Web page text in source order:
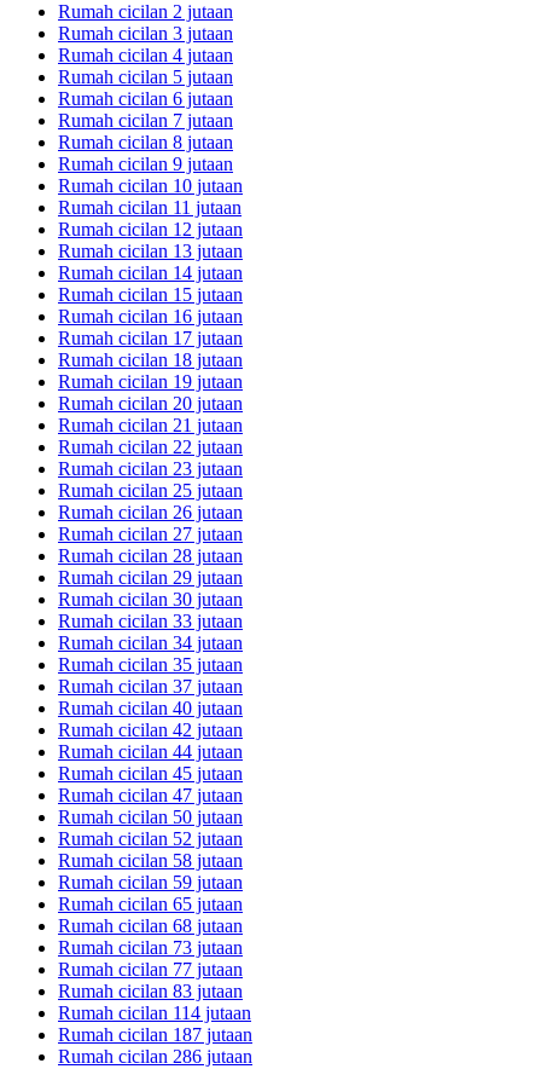
Rumah cicilan 2 jutaan
Rumah cicilan 3 jutaan
Rumah cicilan 4 jutaan
Rumah cicilan 5 jutaan
Rumah cicilan 6 jutaan
Rumah cicilan 7 jutaan
Rumah cicilan 8 jutaan
Rumah cicilan 9 jutaan
Rumah cicilan 10 jutaan
Rumah cicilan 11 jutaan
Rumah cicilan 12 jutaan
Rumah cicilan 13 jutaan
Rumah cicilan 14 jutaan
Rumah cicilan 15 jutaan
Rumah cicilan 16 jutaan
Rumah cicilan 17 jutaan
Rumah cicilan 18 jutaan
Rumah cicilan 19 jutaan
Rumah cicilan 20 jutaan
Rumah cicilan 21 jutaan
Rumah cicilan 22 jutaan
Rumah cicilan 23 jutaan
Rumah cicilan 25 jutaan
Rumah cicilan 26 jutaan
Rumah cicilan 27 jutaan
Rumah cicilan 28 jutaan
Rumah cicilan 29 jutaan
Rumah cicilan 30 jutaan
Rumah cicilan 33 jutaan
Rumah cicilan 34 jutaan
Rumah cicilan 35 jutaan
Rumah cicilan 37 jutaan
Rumah cicilan 40 jutaan
Rumah cicilan 42 jutaan
Rumah cicilan 44 jutaan
Rumah cicilan 45 jutaan
Rumah cicilan 47 jutaan
Rumah cicilan 50 jutaan
Rumah cicilan 52 jutaan
Rumah cicilan 58 jutaan
Rumah cicilan 59 jutaan
Rumah cicilan 65 jutaan
Rumah cicilan 68 jutaan
Rumah cicilan 73 jutaan
Rumah cicilan 77 jutaan
Rumah cicilan 83 jutaan
Rumah cicilan 114 jutaan
Rumah cicilan 187 jutaan
Rumah cicilan 286 jutaan